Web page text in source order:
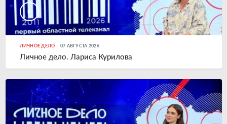
ЛИЧНОЕ ДЕЛО 07 АВГУСТА 2026
Личное дело. Лариса Курилова